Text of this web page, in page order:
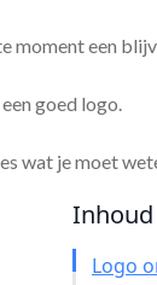
moment een
goed logo.
wat je moet
Inhoud
Logo